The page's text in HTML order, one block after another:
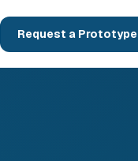
Request a Prototype